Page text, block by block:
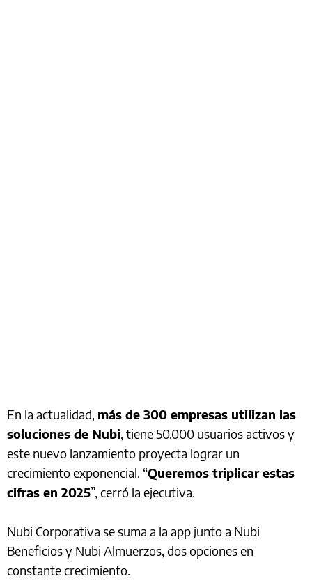
En la actualidad, más de 300 empresas utilizan las
soluciones de Nubi, tiene 50.000 usuarios activos y
este nuevo lanzamiento proyecta lograr un
crecimiento exponencial. “Queremos triplicar estas
cifras en 2025”, cerró la ejecutiva.
Nubi Corporativa se suma a la app junto a Nubi
Beneficios y Nubi Almuerzos, dos opciones en
constante crecimiento.